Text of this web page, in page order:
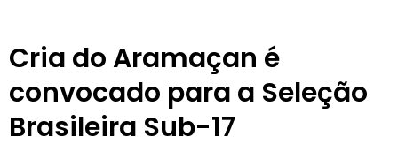
Cria do Aramaçan é
convocado para a Seleção
Brasileira Sub-17